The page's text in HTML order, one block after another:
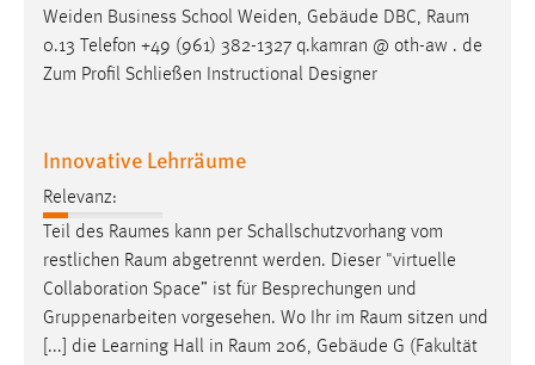
Weiden Business School Weiden, Gebäude DBC, Raum
0.13 Telefon +49 (961) 382-1327 q.kamran @ oth-aw . de
Zum Profil Schließen Instructional Designer
Innovative Lehrräume
Relevanz:
Teil des Raumes kann per Schallschutzvorhang vom
restlichen Raum abgetrennt werden. Dieser "virtuelle
Collaboration Space” ist für Besprechungen und
Gruppenarbeiten vorgesehen. Wo Ihr im Raum sitzen und
[...] die Learning Hall in Raum 206, Gebäude G (Fakultät